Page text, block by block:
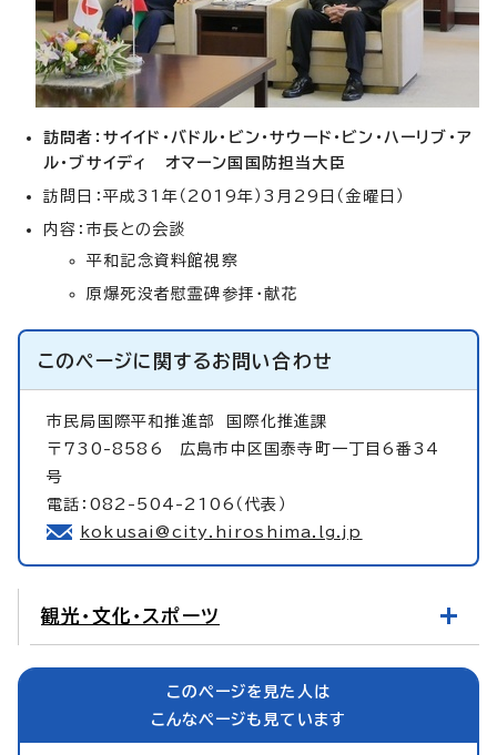
訪問者：サイイド・バドル・ビン・サウード・ビン・ハーリブ・ア
ル・ブサイディ オマーン国国防担当大臣
訪問日：平成31年（2019年）3月29日（金曜日）
内容：市長との会談
平和記念資料館視察
原爆死没者慰霊碑参拝・献花
このページに関するお問い合わせ
市民局国際平和推進部
国際化推進課
〒730-8586 広島市中区国泰寺町一丁目6番34
号
電話：082-504-2106（代表）
kokusai@city.hiroshima.lg.jp
観光・文化・スポーツ
このページを見た人は
こんなページも見ています